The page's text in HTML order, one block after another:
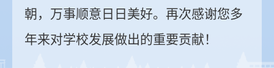
朝，万事顺意日日美好。再次感谢您多
年来对学校发展做出的重要贡献！